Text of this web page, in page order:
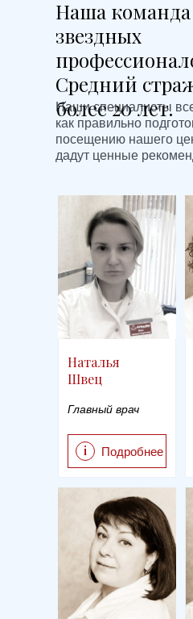
Наша команда
звездных
Средний
более 20 лет.
Наши специалисты
как правильно
посещению нашего
дадут ценные
Подробнее
i
Наталья
Швец
Главный врач